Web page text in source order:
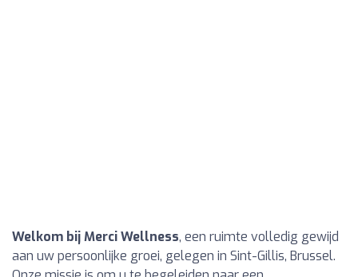
Welkom bij Merci Wellness, een ruimte volledig gewijd
aan uw persoonlijke groei, gelegen in Sint-Gillis, Brussel.